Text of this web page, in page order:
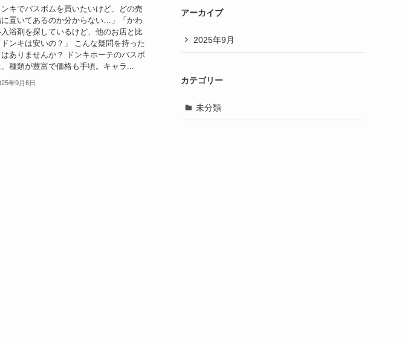
ンキでバスボムを買いたいけど、どの売
に置いてあるのか分からない…」「かわ
入浴剤を探しているけど、他のお店と比
ンキは安いの？」 こんな疑問を持った
はありませんか？ ドンキホーテのバスボ
、種類が豊富で価格も手頃。キャラ...
年9月6日
アーカイブ
2025年9月
カテゴリー
未分類